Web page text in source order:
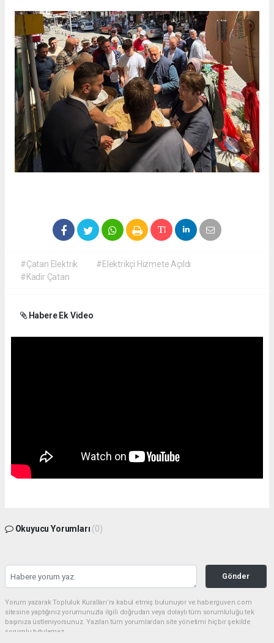
#Çatan Elektrik
#Elektrikçi Hizmete Açıldı
#Kadir Çatan
Habere Ek Video
Okuyucu Yorumları (0)
Gönder
Yorum yazarak Topluluk Kuralları’nı kabul etmiş bulunuyor ve haberguven.com
sitesine yaptığınız yorumunuzla ilgili doğrudan veya dolaylı tüm sorumluluğu tek
başınıza üstleniyorsunuz. Yazılan tüm yorumlardan site yönetimi hiçbir şekilde
sorumlu tutulamaz.